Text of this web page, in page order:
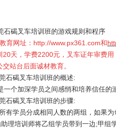
石碣叉车培训班的游戏规则和程序
育网址： http://www.px361.com和
20天，学费2200元，叉车证年审费
站台后面诚材教育。
石碣叉车培训班的概述:
一个加深学员之间感悄和培养信任的
石碣叉车培训班的步骤:
有学员分成相同人数的两组，如果
助理培训师将乙组学员带到一边;甲组